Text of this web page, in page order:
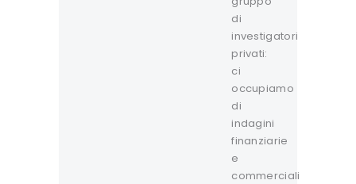
di
investigatori
privati:
ci
occupiamo
di
indagini
finanziarie
e
commerciali